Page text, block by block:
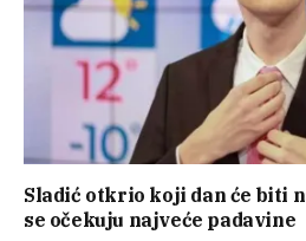
Sladić otkrio koji dan će biti
se očekuju najveće padavine